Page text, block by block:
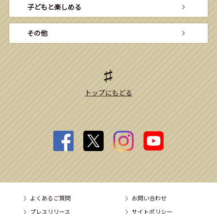
子どもと楽しめる
その他
トップにもどる
よくあるご質問
お問い合わせ
プレスリリース
サイトポリシー